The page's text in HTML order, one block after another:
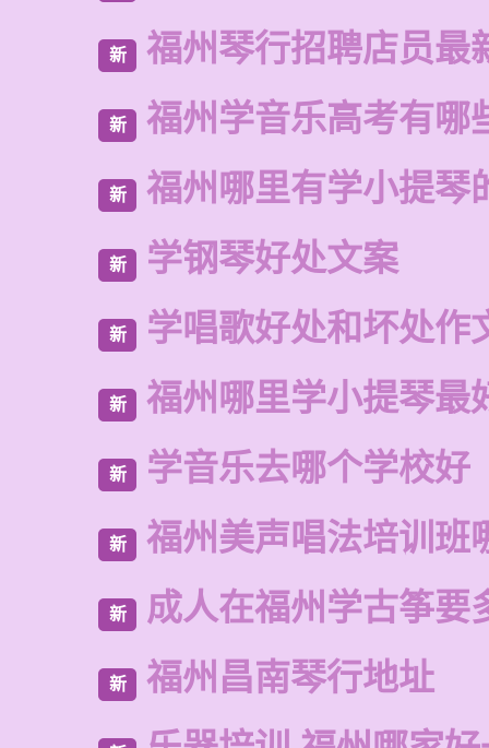
新 福州琴行招聘店员最
新 福州学音乐高考有哪
新 福州哪里有学小提琴
新 学钢琴好处文案
新 学唱歌好处和坏处作
新 福州哪里学小提琴最
新 学音乐去哪个学校好
新 福州美声唱法培训班
新 成人在福州学古筝要
新 福州昌南琴行地址